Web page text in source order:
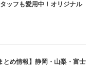
ッフも愛用中！オリジナル
とめ情報】静岡・山梨・富士